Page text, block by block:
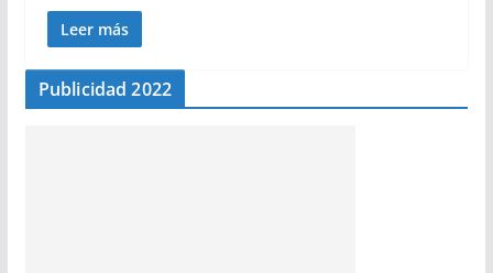
Leer más
Publicidad 2022